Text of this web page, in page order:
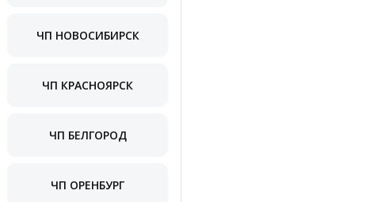
ЧП НОВОСИБИРСК
ЧП КРАСНОЯРСК
ЧП БЕЛГОРОД
ЧП ОРЕНБУРГ